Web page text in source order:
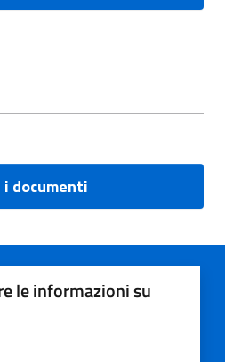
documenti
le informazioni su